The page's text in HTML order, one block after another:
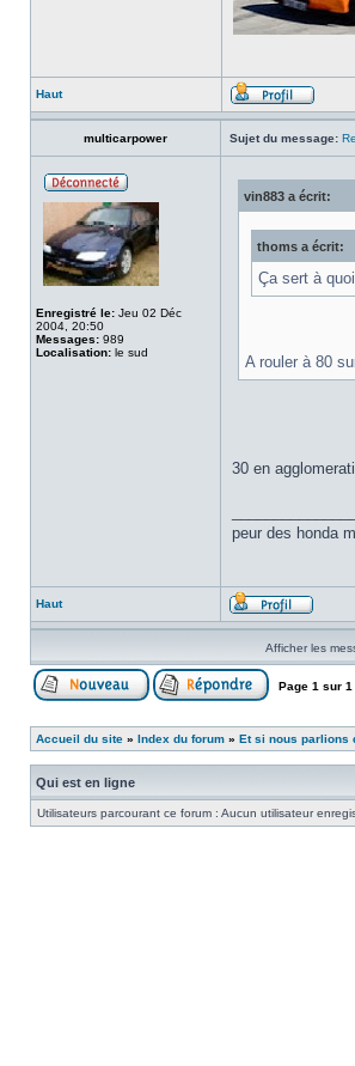
Haut
multicarpower Sujet du message:
Enregistré le: Jeu 02 Déc
2004, 20:50
Messages: 989
Localisation: le sud
vin883 a écrit:
thoms a écrit:
Ça sert à
A rouler à 80
30 en
peur des honda
Haut
Afficher les
Page 1 sur 1
Accueil du site » Index du forum » Et si nous parlions
Qui est en ligne
Utilisateurs parcourant ce forum : Aucun utilisateur